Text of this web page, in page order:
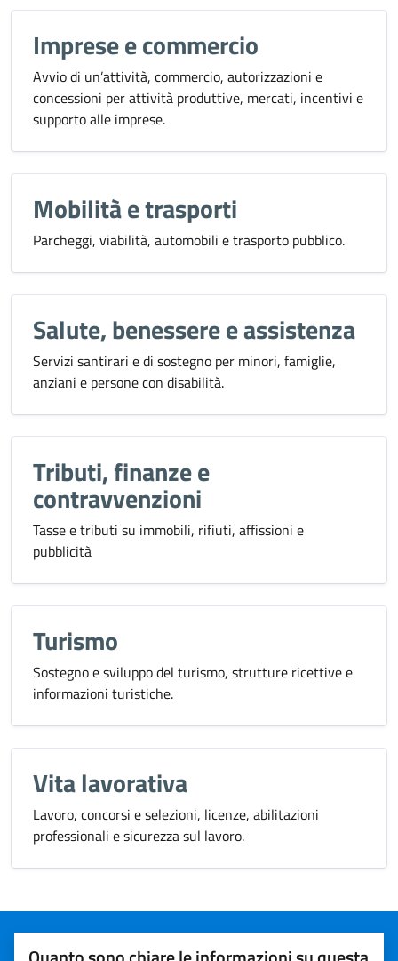
Imprese e commercio
Avvio di un’attività, commercio, autorizzazioni e
concessioni per attività produttive, mercati, incentivi e
supporto alle imprese.
Mobilità e trasporti
Parcheggi, viabilità, automobili e trasporto pubblico.
Salute, benessere e assistenza
Servizi santirari e di sostegno per minori, famiglie,
anziani e persone con disabilità.
Tributi, finanze e
contravvenzioni
Tasse e tributi su immobili, rifiuti, affissioni e
pubblicità
Turismo
Sostegno e sviluppo del turismo, strutture ricettive e
informazioni turistiche.
Vita lavorativa
Lavoro, concorsi e selezioni, licenze, abilitazioni
professionali e sicurezza sul lavoro.